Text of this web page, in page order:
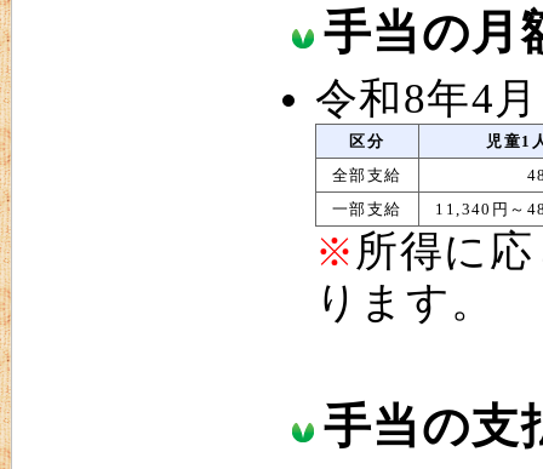
手当の月
令和8年4
区分
児童1
全部支給
一部支給
11,340円～
※ 所得に
ります。
手当の支